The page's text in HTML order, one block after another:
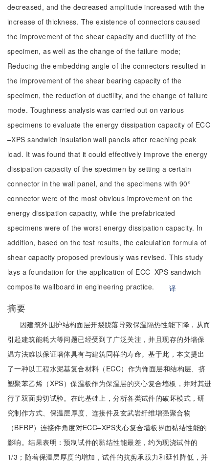
decreased, and the decreased amplitude increased with the
increase of thickness. The existence of connectors caused
the improvement of the shear capacity and ductility of the
specimen, as well as the change of the failure mode;
Reducing the embedding angle of the connectors resulted in
the improvement of the shear bearing capacity of the
specimen, the reduction of ductility, and the change of failure
mode. Toughness analysis was carried out on various
specimens to evaluate the energy dissipation capacity of ECC
–XPS sandwich insulation wall panels after reaching peak
load. It was found that it could effectively improve the energy
dissipation capacity of the specimen by setting a certain
connector in the wall panel, and the specimens with 90°
connector were of the most obvious improvement on the
energy dissipation capacity, while the prefabricated
specimens were of the worst energy dissipation capacity. In
addition, based on the test results, the calculation formula of
shear capacity proposed previously was revised. This study
lays a foundation for the application of ECC–XPS sandwich
composite wallboard in engineering practice.
译
摘要
因建筑外围护结构面层开裂脱落导致保温隔热性能下降，从而
引起建筑能耗大等问题已经受到了广泛关注，并且现存的外墙保
温方法难以保证墙体具有与建筑同样的寿命。基于此，本文提出
了一种以工程水泥基复合材料（ECC）作为饰面层和结构层、挤
塑聚苯乙烯（XPS）保温板作为保温层的夹心复合墙板，并对其进
行了双面剪切试验。在此基础上，分析各类试件的破坏模式，研
究制作方式、保温层厚度、连接件及玄武岩纤维增强聚合物
（BFRP）连接件角度对ECC–XPS夹心复合墙板界面黏结性能的
影响。结果表明：预制试件的黏结性能最差，约为现浇试件的
1/3；随着保温层厚度的增加，试件的抗剪承载力和延性降低，并